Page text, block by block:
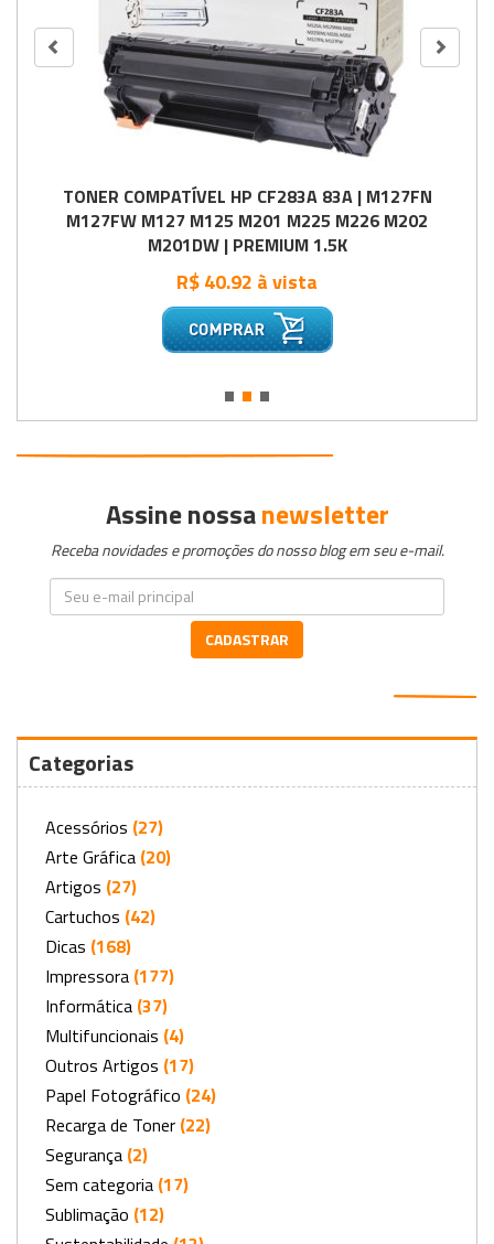
TONER COMPATÍVEL HP CF283A 83A | M127FN
M127FW M127 M125 M201 M225 M226 M202
M201DW | PREMIUM 1.5K
R$ 40.92 à vista
•••
Assine nossanewsletter
Receba novidades e promoções do nosso blog em seu e-mail.
CADASTRAR
Categorias
Acessórios (27)
Arte Gráfica (20)
Artigos (27)
Cartuchos (42)
Dicas (168)
Impressora (177)
Informática (37)
Multifuncionais (4)
Outros Artigos (17)
Papel Fotográfico (24)
Recarga de Toner (22)
Segurança (2)
Sem categoria (17)
Sublimação (12)